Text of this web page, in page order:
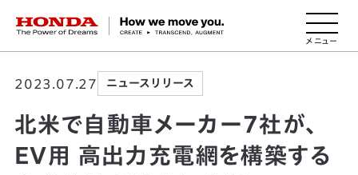
HONDA The Power of Dreams
2023.07.27 ニュースリリース
北米で自動車メーカー7社が、
EV用 高出力充電網を構築する